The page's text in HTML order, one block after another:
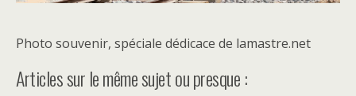
Photo souvenir, spéciale dédicace de lamastre.net
Articles sur le même sujet ou presque :